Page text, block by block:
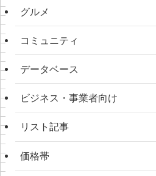
グルメ
コミュニティ
データベース
ビジネス・事業者向け
リスト記事
価格帯